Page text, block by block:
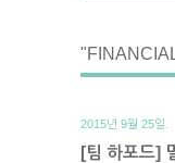
2015년 9월 25일.
[팀 하포드]